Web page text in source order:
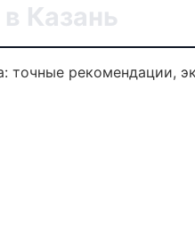
Казань
точные рекомендации,